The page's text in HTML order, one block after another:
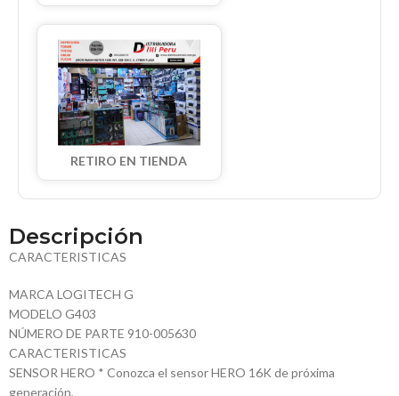
RETIRO EN TIENDA
Descripción
CARACTERISTICAS
MARCA LOGITECH G
MODELO G403
NÚMERO DE PARTE 910-005630
CARACTERISTICAS
SENSOR HERO * Conozca el sensor HERO 16K de próxima
generación,